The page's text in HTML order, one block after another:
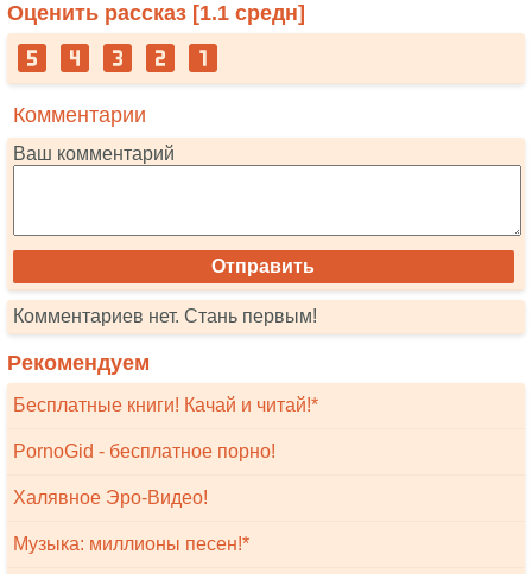
Оценить рассказ [1.1 средн]
Комментарии
Ваш комментарий
Комментариев нет. Стань первым!
Рекомендуем
Бесплатные книги! Качай и читай!*
PornoGid - бесплатное порно!
Халявное Эро-Видео!
Музыка: миллионы песен!*